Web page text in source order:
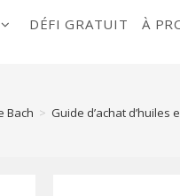
DÉFI GRATUIT À
Bach > Guide d’achat d’huiles